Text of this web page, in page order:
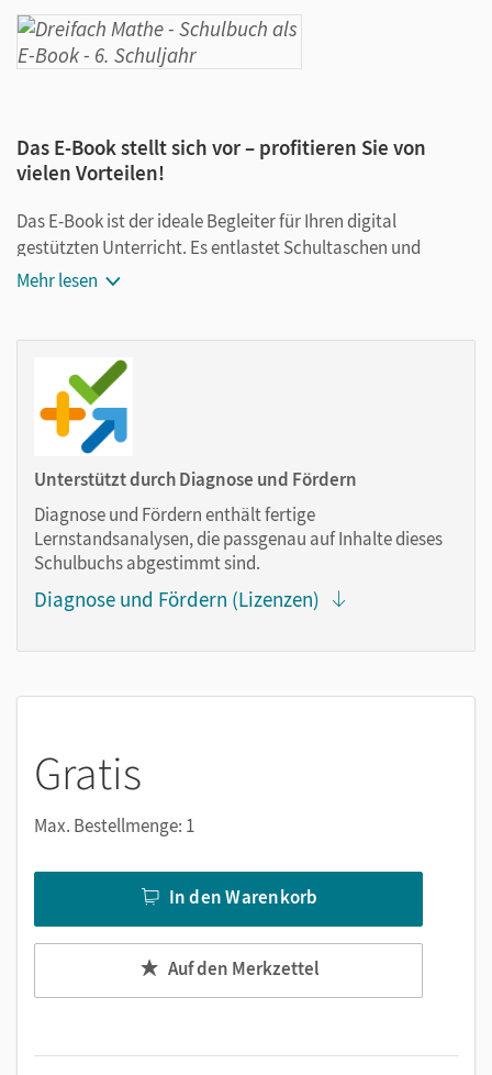
Das E-Book stellt sich vor – profitieren Sie von
vielen Vorteilen!
Das E-Book ist der ideale Begleiter für Ihren digital
gestützten Unterricht. Es entlastet Schultaschen und
Rucksäcke und ist jederzeit unkompliziert verfügbar.
Notizen erstellen
Markierungen setzen
Text ergänzen
im Text suchen
zoomen
Die Medien sind wichtige Bestandteile dieses E-Books. Sie
sind seitengenau platziert, damit Sie und Ihre Schüler/-innen
gestalten Sie das Lehren und Lernen zeitsparend und
Das E-Book enthält:
Worterklärungen
Tipps zu Aufgaben
Mehr lesen
Unterstützt durch Diagnose und Fördern
Diagnose und Fördern enthält fertige
Lernstandsanalysen, die passgenau auf Inhalte dieses
Schulbuchs abgestimmt sind.
Diagnose und Fördern (Lizenzen)
Gratis
Max. Bestellmenge: 1
In den Warenkorb
Auf den Merkzettel